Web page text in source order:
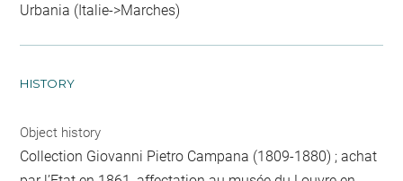
Urbania (Italie->Marches)
HISTORY
Object history
Collection Giovanni Pietro Campana (1809-1880) ; achat